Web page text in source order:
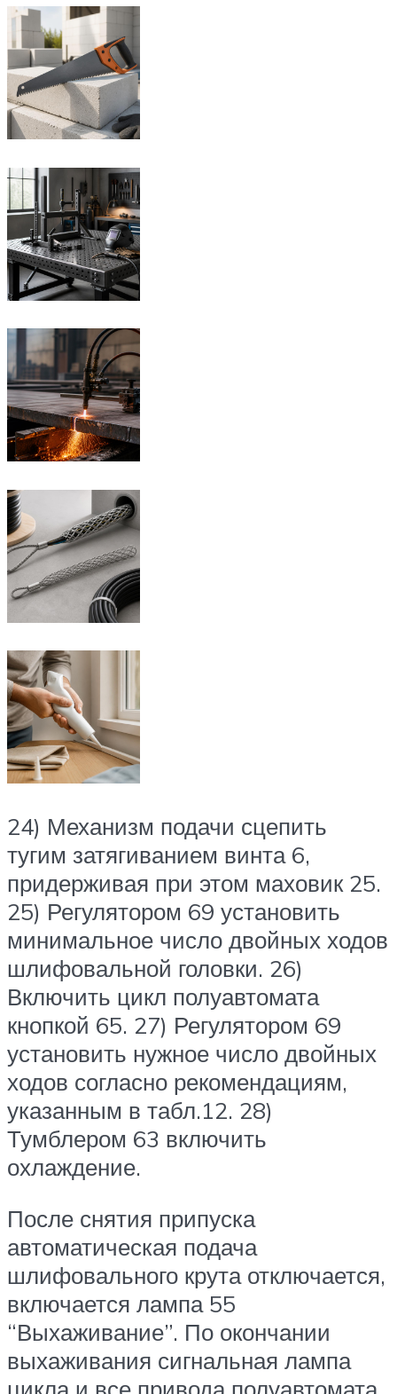
24) Механизм подачи сцепить
тугим затягиванием винта 6,
придерживая при этом маховик 25.
25) Регулятором 69 установить
минимальное число двойных ходов
шлифовальной головки. 26)
Включить цикл полуавтомата
кнопкой 65. 27) Регулятором 69
установить нужное число двойных
ходов согласно рекомендациям,
указанным в табл.12. 28)
Тумблером 63 включить
охлаждение.
После снятия припуска
автоматическая подача
шлифовального крута отключается,
включается лампа 55
“Выхаживание”. По окончании
выхаживания сигнальная лампа
цикла и все привода полуавтомата